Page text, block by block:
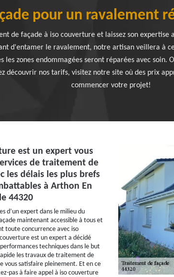
pour un ravalement
de façade à iso couverture et laissez son
d'entamer le ravalement, notre artisan veillera à
les zones endommagées seront réparées avec soin.
découvrir nos tarifs, visitez notre site où des prix
commencer votre projet!
est un expert vous
de traitement de
les délais les plus brefs
à Arthon En
44320
d’un expert dans le milieu du
maintenant accessible à tous et
toute concurrence avec iso
est un expert a décidé
techniques dans le but
les travaux de traitement de
vous satisfaire pleinement. Et en ce
pas à faire appel à iso couverture